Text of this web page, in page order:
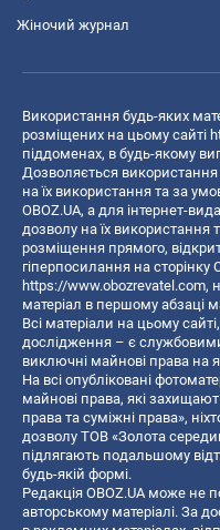
Жіночий журнал
Використання будь-яких
розміщених на цьому сайті
піддоменах, в будь-якому
Дозволяється
на їх використання та за
OBOZ.UA, а для інтернет-
дозволу на їх використання
розміщення прямого,
гіперпосилання на
https://www.obozrevatel.com,
матеріал в першому абзаці
Всі матеріали на цьому
дослідження – є
виключні майнові права на
На всі опубліковані
майнові права, які
права та суміжні права»,
дозволу ТОВ «Золота
підлягають подальшому
будь-якій формі.
Редакція OBOZ.UA може не
авторському матеріалі. За